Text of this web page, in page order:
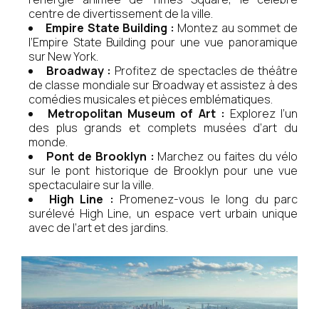
centre de divertissement de la ville.
Empire State Building : Montez au sommet de
l’Empire State Building pour une vue panoramique
sur New York.
Broadway : Profitez de spectacles de théâtre
de classe mondiale sur Broadway et assistez à des
comédies musicales et pièces emblématiques.
Metropolitan Museum of Art : Explorez l’un
des plus grands et complets musées d’art du
monde.
Pont de Brooklyn : Marchez ou faites du vélo
sur le pont historique de Brooklyn pour une vue
spectaculaire sur la ville.
High Line : Promenez-vous le long du parc
surélevé High Line, un espace vert urbain unique
avec de l’art et des jardins.